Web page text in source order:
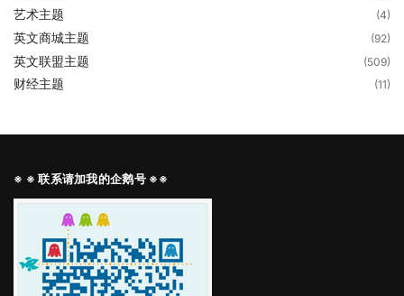
艺术主题 (4)
英文商城主题 (92)
英文联盟主题 (509)
财经主题 (11)
※ ※ 联系请加我的企鹅号 ※※